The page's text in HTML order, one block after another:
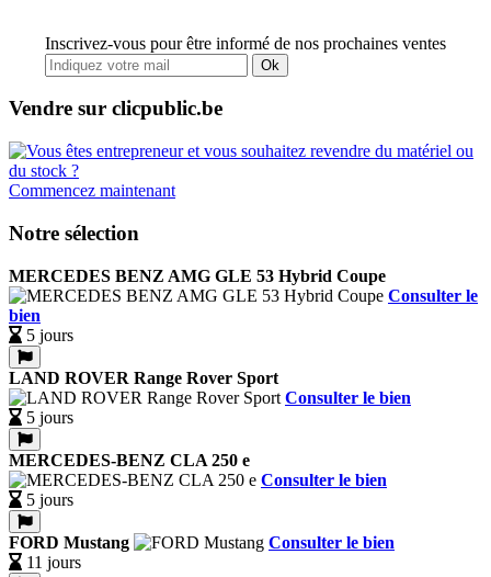
Inscrivez-vous pour être informé de nos prochaines ventes
Ok
Vendre sur clicpublic.be
Commencez maintenant
Notre sélection
MERCEDES BENZ AMG GLE 53 Hybrid Coupe
Consulter le
bien
5 jours
LAND ROVER Range Rover Sport
Consulter le bien
5 jours
MERCEDES-BENZ CLA 250 e
Consulter le bien
5 jours
FORD Mustang
Consulter le bien
11 jours